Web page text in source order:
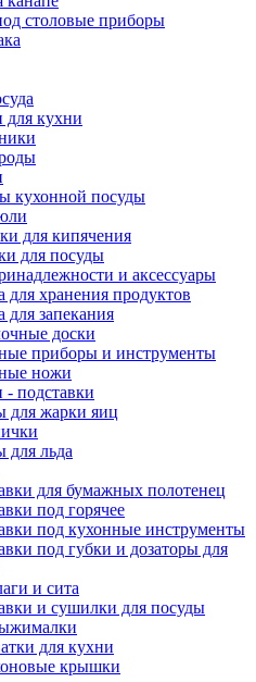
столовые приборы
кухни
кухонной посуды
для кипячения
для посуды
и аксессуары
для хранения продуктов
для запекания
доски
приборы и инструменты
ножи
подставки
для жарки яиц
льда
для бумажных полотенец
под горячее
под кухонные инструменты
под губки и дозаторы для
и сита
и сушилки для посуды
для кухни
крышки